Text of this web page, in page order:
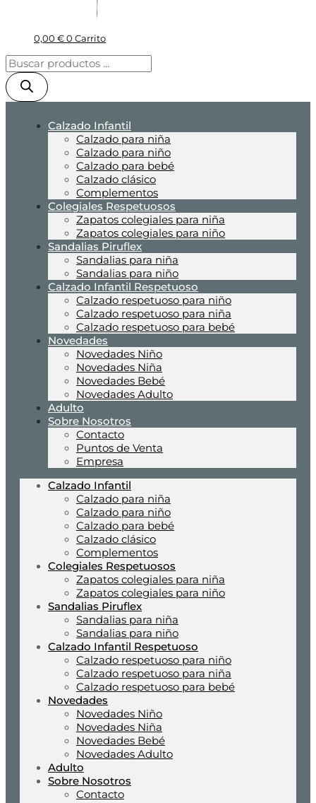
0,00 € 0 Carrito
Calzado Infantil
Calzado para niña
Calzado para niño
Calzado para bebé
Calzado clásico
Complementos
Colegiales Respetuosos
Zapatos colegiales para niña
Zapatos colegiales para niño
Sandalias Piruflex
Sandalias para niña
Sandalias para niño
Calzado Infantil Respetuoso
Calzado respetuoso para niño
Calzado respetuoso para niña
Calzado respetuoso para bebé
Novedades
Novedades Niño
Novedades Niña
Novedades Bebé
Novedades Adulto
Adulto
Sobre Nosotros
Contacto
Puntos de Venta
Empresa
Calzado Infantil
Calzado para niña
Calzado para niño
Calzado para bebé
Calzado clásico
Complementos
Colegiales Respetuosos
Zapatos colegiales para niña
Zapatos colegiales para niño
Sandalias Piruflex
Sandalias para niña
Sandalias para niño
Calzado Infantil Respetuoso
Calzado respetuoso para niño
Calzado respetuoso para niña
Calzado respetuoso para bebé
Novedades
Novedades Niño
Novedades Niña
Novedades Bebé
Novedades Adulto
Adulto
Sobre Nosotros
Contacto